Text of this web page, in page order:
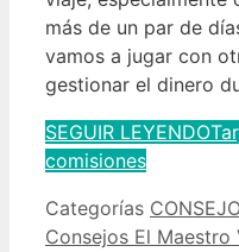
más de un par de
vamos a jugar con
gestionar el dinero
SEGUIR LEYENDO
comisiones
Categorías
Consejos El Maestro